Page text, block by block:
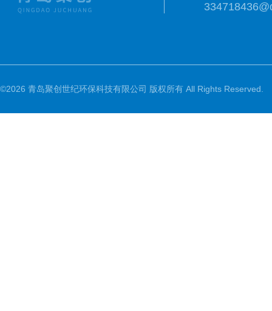
©2026 青岛聚创世纪环保科技有限公司 版权所有 All Rights Reserved.